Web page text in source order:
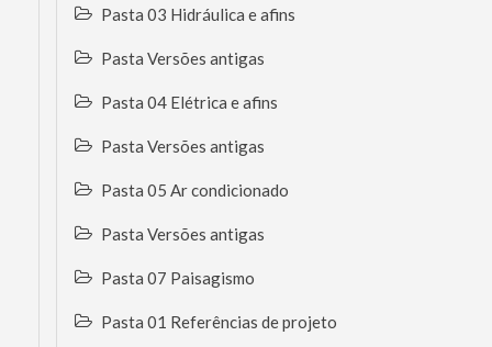
Pasta 03 Hidráulica e afins
Pasta Versões antigas
Pasta 04 Elétrica e afins
Pasta Versões antigas
Pasta 05 Ar condicionado
Pasta Versões antigas
Pasta 07 Paisagismo
Pasta 01 Referências de projeto